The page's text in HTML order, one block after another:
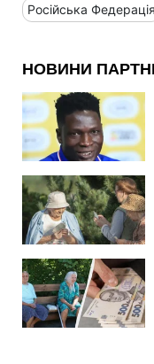
Російська Федерація